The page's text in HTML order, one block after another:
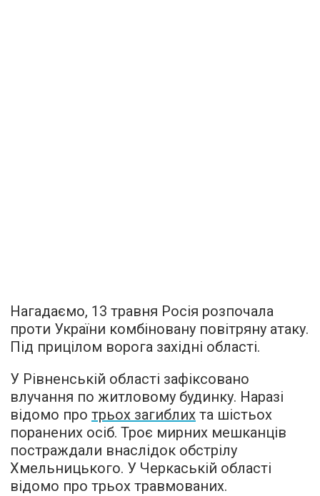
Нагадаємо, 13 травня Росія розпочала
проти України комбіновану повітряну атаку.
Під прицілом ворога західні області.
У Рівненській області зафіксовано
влучання по житловому будинку. Наразі
відомо про трьох загиблих та шістьох
поранених осіб. Троє мирних мешканців
постраждали внаслідок обстрілу
Хмельницького. У Черкаській області
відомо про трьох травмованих.